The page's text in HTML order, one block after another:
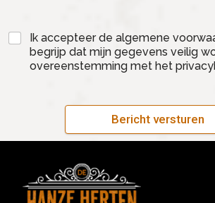
Ik accepteer de algemene
begrijp dat mijn gegevens veilig
overeenstemming met het
Bericht versturen